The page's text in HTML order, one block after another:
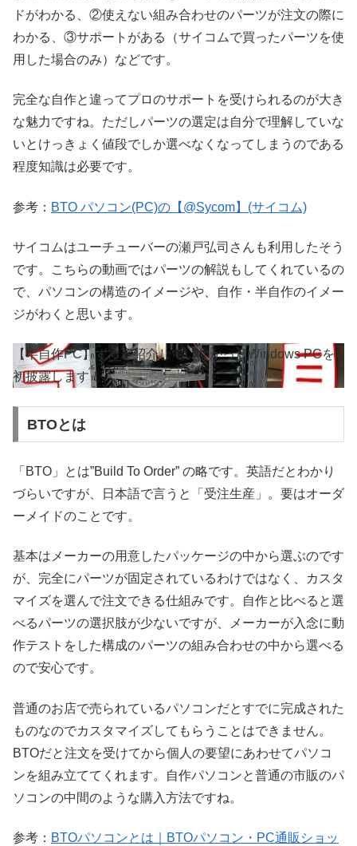
ドがわかる、②使えない組み合わせのパーツが注文の際に
わかる、③サポートがある（サイコムで買ったパーツを使
用した場合のみ）などです。
完全な自作と違ってプロのサポートを受けられるのが大き
な魅力ですね。ただしパーツの選定は自分で理解していな
いとけっきょく値段でしか選べなくなってしまうのである
程度知識は必要です。
参考： BTO パソコン(PC)の【@Sycom】(サイコム)
サイコムはユーチューバーの瀬戸弘司さんも利用したそう
です。こちらの動画ではパーツの解説もしてくれているの
で、パソコンの構造のイメージや、自作・半自作のイメー
ジがわくと思います。
【半自作PC】ずっと紹介していなかったWindows PCを
初披露します！
BTOとは
「BTO」とは”Build To Order” の略です。英語だとわかり
づらいですが、日本語で言うと「受注生産」。要はオーダ
ーメイドのことです。
基本はメーカーの用意したパッケージの中から選ぶのです
が、完全にパーツが固定されているわけではなく、カスタ
マイズを選んで注文できる仕組みです。自作と比べると選
べるパーツの選択肢が少ないですが、メーカーが入念に動
作テストをした構成のパーツの組み合わせの中から選べる
ので安心です。
普通のお店で売られているパソコンだとすでに完成された
ものなのでカスタマイズしてもらうことはできません。
BTOだと注文を受けてから個人の要望にあわせてパソコ
ンを組み立ててくれます。自作パソコンと普通の市販のパ
ソコンの中間のような購入方法ですね。
参考： BTOパソコンとは｜BTOパソコン・PC通販ショッ